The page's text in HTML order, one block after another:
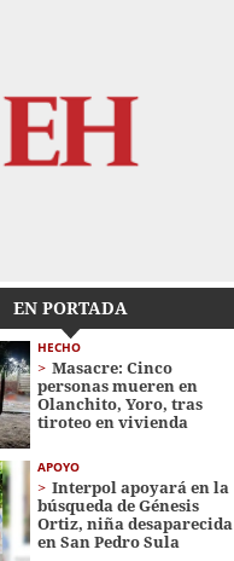
EN PORTADA
HECHO
Masacre: Cinco
personas mueren en
Olanchito, Yoro, tras
tiroteo en vivienda
APOYO
Interpol apoyará en la
búsqueda de Génesis
Ortiz, niña desaparecida
en San Pedro Sula